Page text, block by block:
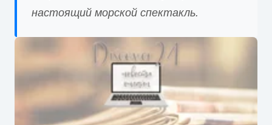
настоящий морской спектакль.